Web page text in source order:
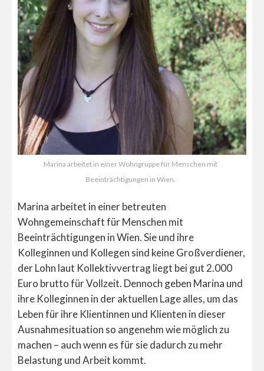
Marina arbeitet in einer Wohngruppe für Menschen mit
Beeinträchtigungen in Wien.
Marina arbeitet in einer betreuten
Wohngemeinschaft für Menschen mit
Beeinträchtigungen in Wien. Sie und ihre
Kolleginnen und Kollegen sind keine Großverdiener,
der Lohn laut Kollektivvertrag liegt bei gut 2.000
Euro brutto für Vollzeit. Dennoch geben Marina und
ihre Kolleginnen in der aktuellen Lage alles, um das
Leben für ihre Klientinnen und Klienten in dieser
Ausnahmesituation so angenehm wie möglich zu
machen – auch wenn es für sie dadurch zu mehr
Belastung und Arbeit kommt.